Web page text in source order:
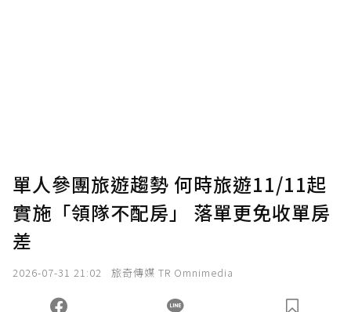
確認送出
您當前剩餘 U 利點數：0點；前往 購買點數
單人參團旅遊趨勢 何時旅遊11/11起
實施「領隊不配房」 落單更免收單房
差
2026-07-31 21:02 旅奇傳媒 TR Omnimedia